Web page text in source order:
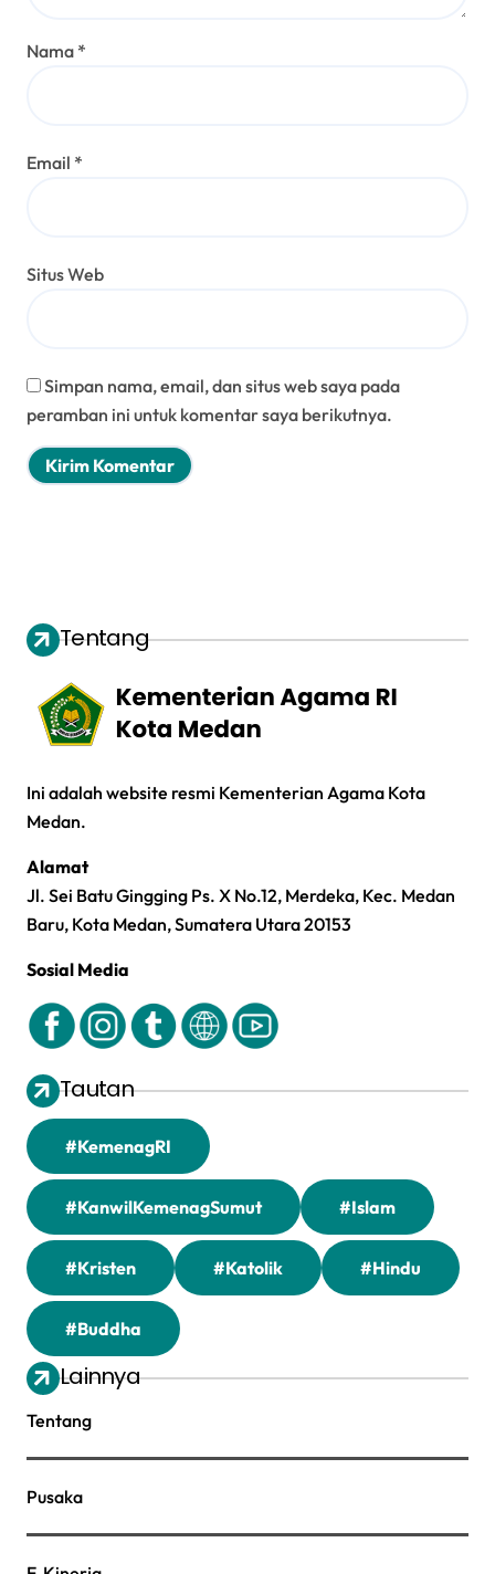
Nama *
Email *
Situs Web
Simpan nama, email, dan situs web saya pada
peramban ini untuk komentar saya berikutnya.
Tentang
Ini adalah website resmi Kementerian Agama Kota
Medan.
Alamat
Jl. Sei Batu Gingging Ps. X No.12, Merdeka, Kec. Medan
Baru, Kota Medan, Sumatera Utara 20153
Sosial Media
Tautan
#KemenagRI
#KanwilKemenagSumut #Islam
#Kristen #Katolik #Hindu
#Buddha
Lainnya
Tentang
Pusaka